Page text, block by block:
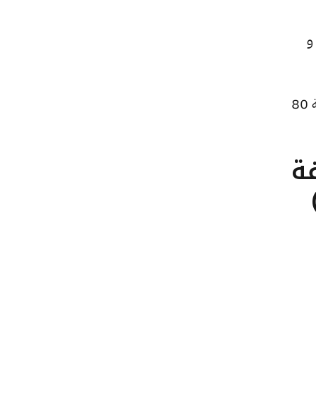
و
كما ارتفع سعر الجنيه الذهب ليصل إلى 43360 جنيهًا للبيع و43120 جنيهًا للشراء، بعد زيادة بقيمة 80